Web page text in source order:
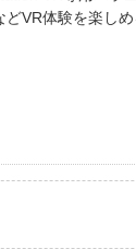
VR体験を楽し